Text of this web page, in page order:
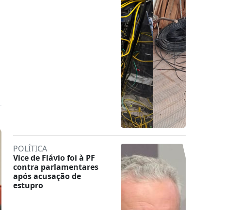
POLÍTICA
Vice de Flávio foi à PF
contra parlamentares
após acusação de
estupro